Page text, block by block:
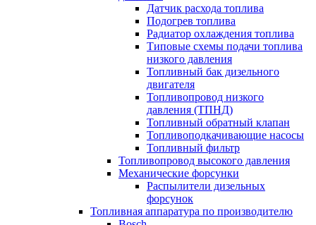
Датчик расхода топлива
Подогрев топлива
Радиатор охлаждения топлива
Типовые схемы подачи топлива
низкого давления
Топливный бак дизельного
двигателя
Топливопровод низкого
давления (ТПНД)
Топливный обратный клапан
Топливоподкачивающие насосы
Топливный фильтр
Топливопровод высокого давления
Механические форсунки
Распылители дизельных
форсунок
Топливная аппаратура по производителю